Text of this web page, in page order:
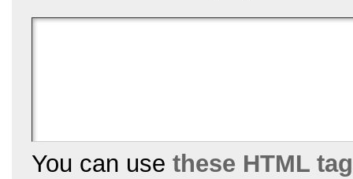
You can use these HTML